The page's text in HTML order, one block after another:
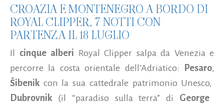
CROAZIA E MONTENEGRO A BORDO DI
ROYAL CLIPPER, 7 NOTTI CON
PARTENZA IL 18 LUGLIO
Il cinque alberi Royal Clipper salpa da Venezia e
percorre la costa orientale dell’Adriatico:
Pesaro,
Šibenik con la sua cattedrale patrimonio Unesco,
Dubrovnik (il “paradiso sulla terra” di George